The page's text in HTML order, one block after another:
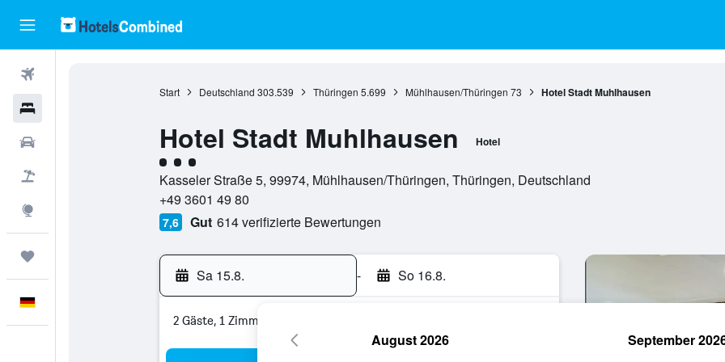
Start Deutschland 303.539 Thüringen 5.699 Mühlhausen/Thüringen 73 Hotel Stadt Muhlhausen
Hotel Stadt Muhlhausen Hotel
Bewertungskategorie 3
Kasseler Straße 5, 99974, Mühlhausen/Thüringen, Thüringen, Deutschland
+49 3601 49 80
7,6 Gut 614 verifizierte Bewertungen
Sa 15.8. - So 16.8.
2 Gäste, 1 Zimmer
August 2026 September